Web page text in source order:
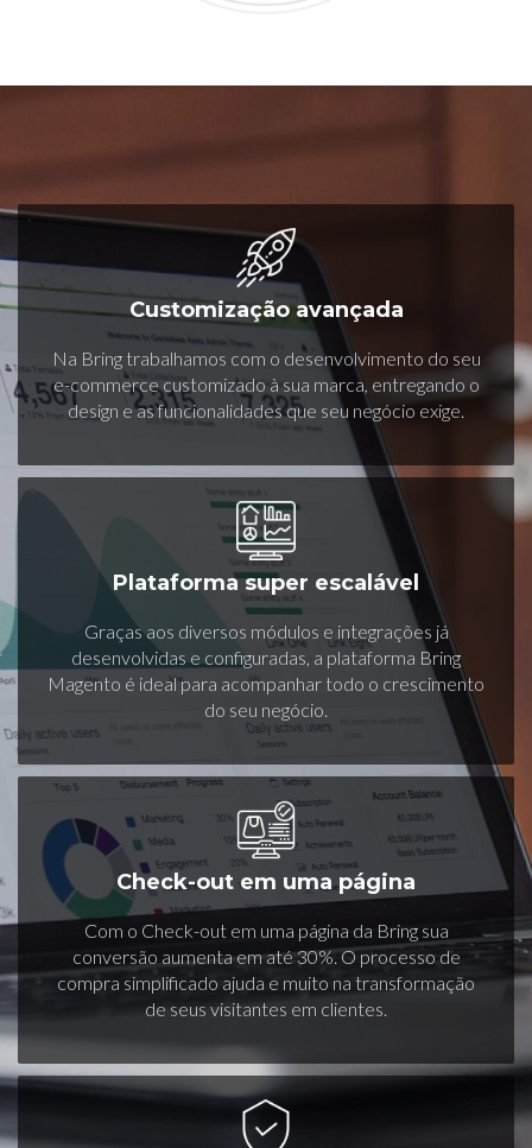
Customização avançada
Na Bring trabalhamos com o desenvolvimento do seu
e-commerce customizado à sua marca, entregando o
design e as funcionalidades que seu negócio exige.
Plataforma super escalável
Graças aos diversos módulos e integrações já
desenvolvidas e configuradas, a plataforma Bring
Magento é ideal para acompanhar todo o crescimento
do seu negócio.
Check-out em uma página
Com o Check-out em uma página da Bring sua
conversão aumenta em até 30%. O processo de
compra simplificado ajuda e muito na transformação
de seus visitantes em clientes.